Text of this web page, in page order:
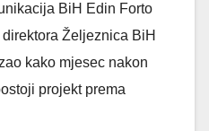
BiH Edin Forto
Željeznica BiH
kako mjesec nakon
projekt prema